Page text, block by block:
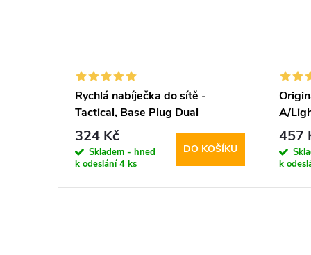
Rychlá nabíječka do sítě -
Tactical, Base Plug Dual
PD20W/QC3.0 White
324 Kč
Skladem - hned
k odeslání4 ks
DO KOŠÍKU
A/
457
k